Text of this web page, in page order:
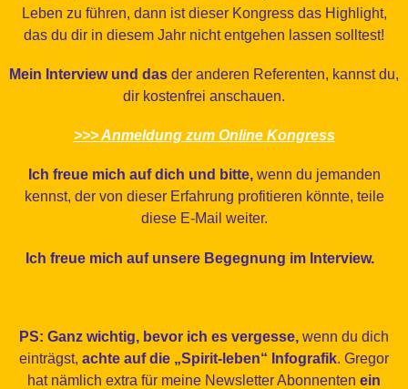
Leben zu führen, dann ist dieser Kongress das Highlight,
das du dir in diesem Jahr nicht entgehen lassen solltest!
Mein Interview und das der anderen Referenten, kannst du,
dir kostenfrei anschauen.
>>> Anmeldung zum Online Kongress
Ich freue mich auf dich und bitte,wenn du jemanden
kennst, der von dieser Erfahrung profitieren könnte, teile
diese E-Mail weiter.
Ich freue mich auf unsere Begegnung im Interview.
PS: Ganz wichtig, bevor ich es vergesse, wenn du dich
einträgst, achte auf die „Spirit-leben“ Infografik. Gregor
hat nämlich extra für meine Newsletter Abonnenten ein